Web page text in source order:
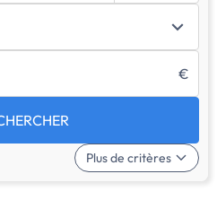
€
Plus de critères